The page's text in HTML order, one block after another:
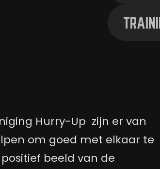
Hurry-Up zijn er van
om goed met elkaar te
beeld van de